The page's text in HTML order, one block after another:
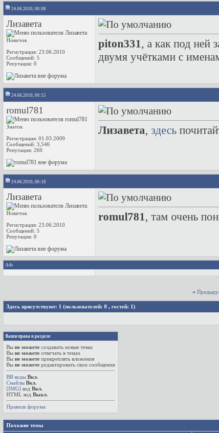
24.06.2010, 00:08
Лизавета
Новичок
Регистрация: 23.06.2010
Сообщений: 5
Репутация: 0
piton331, а как под ней
двумя учётками с
24.06.2010, 00:15
romul781
Знаток
Регистрация: 01.03.2009
Сообщений: 3,546
Репутация: 260
Лизавета, здесь
24.06.2010, 00:18
Лизавета
Новичок
Регистрация: 23.06.2010
Сообщений: 5
Репутация: 0
romul781, там очень
Ads
«
Здесь присутствуют: 1 (пользователей: 0 , гостей: 1)
Ваши права в разделе
Вы не можете создавать новые темы
Вы не можете отвечать в темах
Вы не можете прикреплять вложения
Вы не можете редактировать свои сообщения
BB коды Вкл.
Смайлы Вкл.
[IMG] код Вкл.
HTML код Выкл.
Правила форума
Похожие темы